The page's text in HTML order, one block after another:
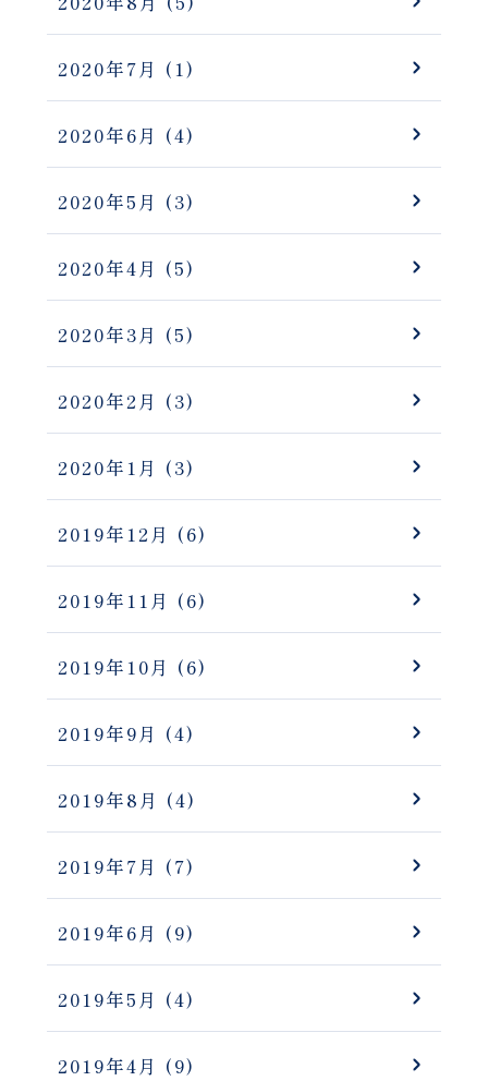
2020年7月 (1)
2020年6月 (4)
2020年5月 (3)
2020年4月 (5)
2020年3月 (5)
2020年2月 (3)
2020年1月 (3)
2019年12月 (6)
2019年11月 (6)
2019年10月 (6)
2019年9月 (4)
2019年8月 (4)
2019年7月 (7)
2019年6月 (9)
2019年5月 (4)
2019年4月 (9)